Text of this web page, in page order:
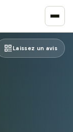
Laissez un avis